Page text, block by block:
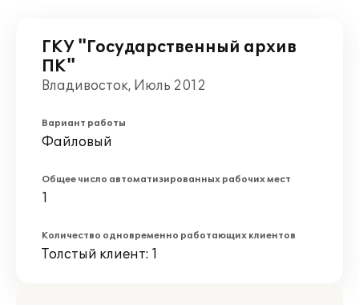
ГКУ "Государственный архив
ПК"
Владивосток, Июль 2012
Вариант работы
Файловый
Общее число автоматизированных рабочих мест
1
Количество одновременно работающих клиентов
Толстый клиент: 1